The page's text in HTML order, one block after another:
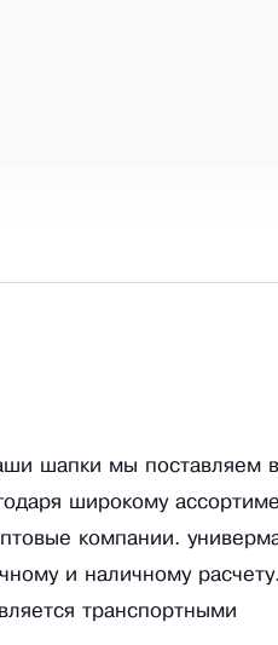
шапки мы поставляем в
широкому
компании.
и наличному расчету.
транспортными